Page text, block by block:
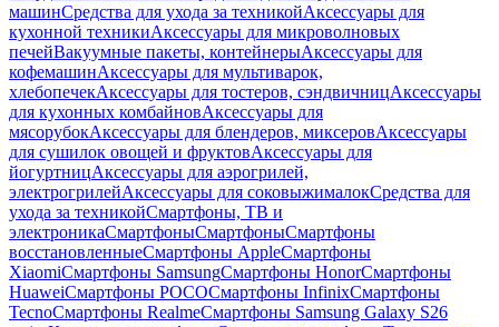
машинСредства для ухода за техникойАксессуары для
кухонной техникиАксессуары для микроволновых
печейВакуумные пакеты, контейнерыАксессуары для
кофемашинАксессуары для мультиварок,
хлебопечекАксессуары для тостеров, сэндвичницАксессуары
для кухонных комбайновАксессуары для
мясорубокАксессуары для блендеров, миксеровАксессуары
для сушилок овощей и фруктовАксессуары для
йогуртницАксессуары для аэрогрилей,
электрогрилейАксессуары для соковыжималокСредства для
ухода за техникойСмартфоны, ТВ и
электроникаСмартфоныСмартфоныСмартфоны
восстановленныеСмартфоны AppleСмартфоны
XiaomiСмартфоны SamsungСмартфоны HonorСмартфоны
HuaweiСмартфоны POCOСмартфоны InfinixСмартфоны
TecnoСмартфоны RealmeСмартфоны Samsung Galaxy S26